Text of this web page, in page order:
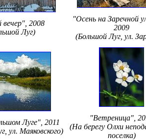
вечер", 2008
Луг)
"Осень на Заречной
2009
(Большой Луг, ул.
Луге", 2011
ул. Маяковского)
"Ветреница",
(На берегу Олхи
поселка)